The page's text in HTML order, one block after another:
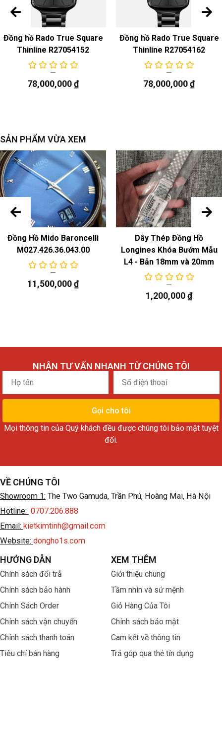
Màu sắc & Chất liệu
: trắng đính kim cương, rỗng
dây đeo đồng hồ
Màu sắc & Chất liệu: Dây đeo bằng da màu nâu
: Khóa chốt bằng thép không gỉ/mạ vàng hồng
Chức năng
Đồng hồ Rado True Square
Thinline R27054152
78,000,000₫
Đồng hồ Rado True Square
Thinline R27054162
78,000,000₫
SẢN PHẨM VỪA XEM
Đồng Hồ Mido Baroncelli
M027.426.36.043.00
11,500,000₫
Dây Thép Đồng Hồ
Longines Khóa Bướm Mẫu
L4 - Bản 18mm và 20mm
1,200,000₫
NHẬN TƯ VẤN NHANH TỪ CHÚNG TÔI
Họ
tên
điện
thoại
Gọi cho tôi
Mọi thông tin của Quý khách đều được chúng tôi bảo mật tuyệt
đối.
VỀ CHÚNG TÔI
Showroom 1: The Two Gamuda, Trần Phú, Hoàng Mai, Hà Nội
Hotline: 0707.206.888
Email: kietkimtinh@gmail.com
Website: dongho1s.com
HƯỚNG DẪN
Chính sách đổi trả
Chính sách bảo hành
Chính Sách Order
Chính sách vận chuyển
Chính sách thanh toán
Tiêu chí bán hàng
XEM THÊM
Giới thiệu chung
Tầm nhìn và sứ mệnh
Giỏ Hàng Của Tôi
Chính sách bảo mật
Cam kết về thông tin
Trả góp qua thẻ tín dụng